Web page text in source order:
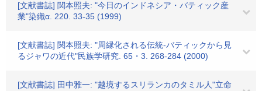
[文献書誌] 関本照夫: "今日のインドネシア・バティック産
業"染織α. 220. 33-35 (1999)
[文献書誌] 関本照夫: "周縁化される伝統-バティックから見
るジャワの近代"民族学研究. 65・3. 268-284 (2000)
[文献書誌] 田中雅一: "越境するスリランカのタミル人"立命